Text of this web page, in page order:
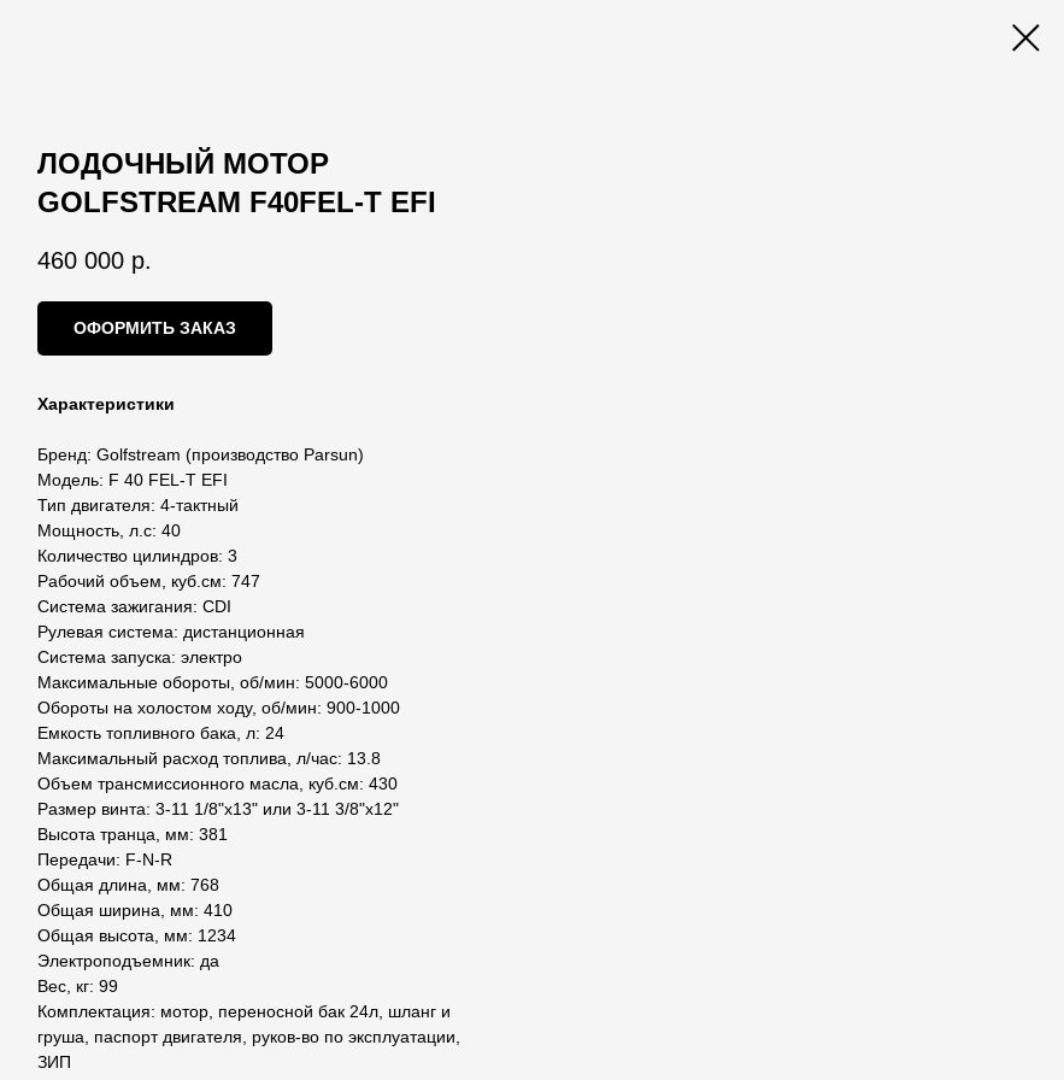
ЛОДОЧНЫЙ МОТОР
GOLFSTREAM F40FEL-T EFI
460 000 р.
ОФОРМИТЬ ЗАКАЗ
Характеристики
Бренд: Golfstream (производство Parsun)
Модель: F 40 FEL-T EFI
Тип двигателя: 4-тактный
Мощность, л.с: 40
Количество цилиндров: 3
Рабочий объем, куб.см: 747
Система зажигания: CDI
Рулевая система: дистанционная
Система запуска: электро
Максимальные обороты, об/мин: 5000-6000
Обороты на холостом ходу, об/мин: 900-1000
Емкость топливного бака, л: 24
Максимальный расход топлива, л/час: 13.8
Объем трансмиссионного масла, куб.см: 430
Размер винта: 3-11 1/8"x13" или 3-11 3/8"x12"
Высота транца, мм: 381
Передачи: F-N-R
Общая длина, мм: 768
Общая ширина, мм: 410
Общая высота, мм: 1234
Электроподъемник: да
Вес, кг: 99
Комплектация: мотор, переносной бак 24л, шланг и
груша, паспорт двигателя, руков-во по эксплуатации,
ЗИП